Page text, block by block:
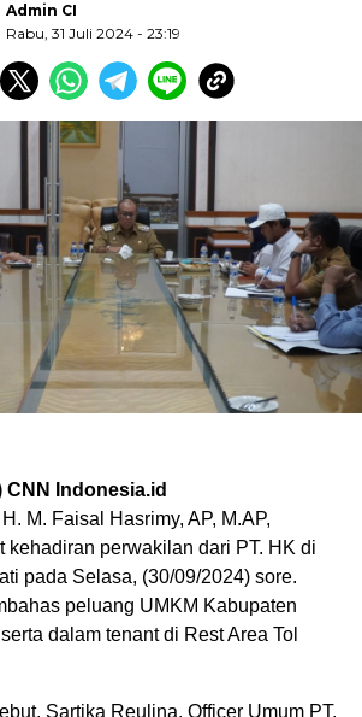
Admin CI
Rabu, 31 Juli 2024 - 23:19
CNN Indonesia.id
M. Faisal Hasrimy, AP, M.AP,
kehadiran perwakilan dari PT. HK di
pada Selasa, (30/09/2024) sore.
peluang UMKM Kabupaten
dalam tenant di Rest Area Tol
Sartika Reulina, Officer Umum PT.
480px x 600px